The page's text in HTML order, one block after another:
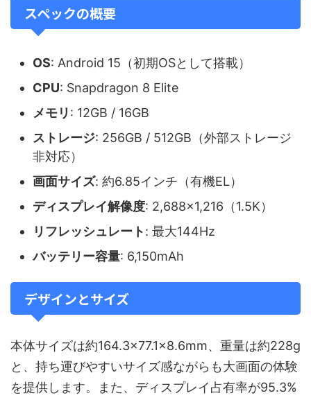
スペックの概要
OS: Android 15（初期OSとして搭載）
CPU: Snapdragon 8 Elite
メモリ : 12GB / 16GB
ストレージ: 256GB / 512GB（外部ストレージ
非対応）
画面サイズ: 約6.85インチ（有機EL）
ディスプレイ解像度: 2,688×1,216（1.5K）
リフレッシュレート: 最大144Hz
バッテリー容量: 6,150mAh
デザインとサイズ
本体サイズは約164.3×77.1×8.6mm、重量は約228g
と、持ち運びやすいサイズ感ながらも大画面の体験
を提供します。また、ディスプレイ占有率が95.3%